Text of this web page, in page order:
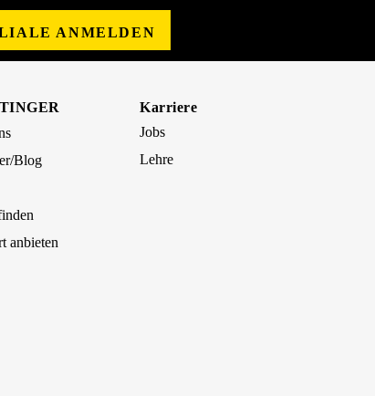
ANMELDEN
Blog
anbieten
Karriere
Jobs
Lehre